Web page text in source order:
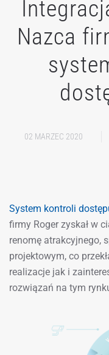
Nazca
02 MARZEC 2020
System kontroli
firmy Roger zyskał w
renomę atrakcyjnego,
projektowym, co
realizacje jak i
rozwiązań na tym